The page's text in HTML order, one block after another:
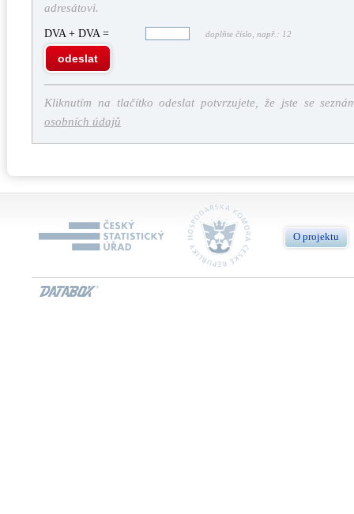
adresátovi.
DVA + DVA = doplňte číslo, např.: 12
odeslat
Kliknutím na tlačítko odeslat potvrzujete, že jste se
osobních údajů
O projektu